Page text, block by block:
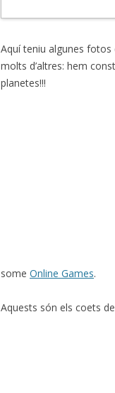
Aquí teniu algunes fotos
molts d’altres: hem
planetes!!!
some Online Games.
Aquests són els coets